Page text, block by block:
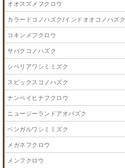
オオスズメフクロウ
カラードコノハズク/インドオオコノハズク
コキンメフクロウ
サバクコノハズク
シベリアワシミミズク
スピックスコノハズク
ナンベイヒナフクロウ
ニュージーランドアオバズク
ベンガルワシミミズク
メガネフクロウ
メンフクロウ